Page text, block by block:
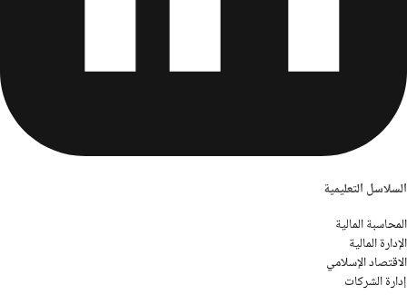
السلاسل التعليمية
المحاسبة المالية
الإدارة المالية
الاقتصاد الإسلامي
إدارة الشركات